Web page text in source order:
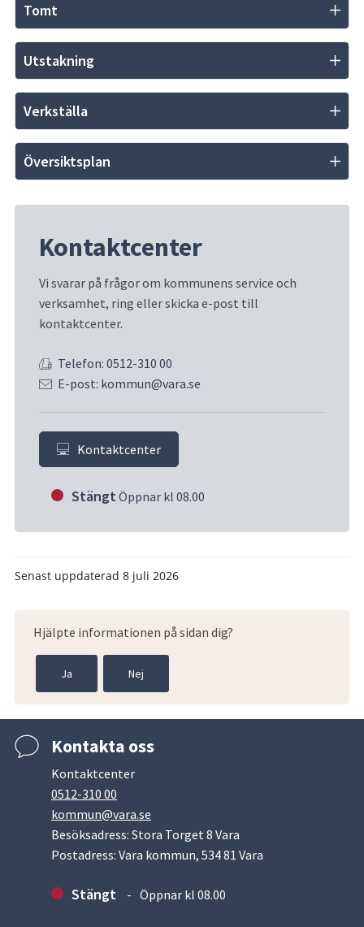
Tomt
Utstakning
Verkställa
Översiktsplan
Kontaktcenter
Vi svarar på frågor om kommunens service och
verksamhet, ring eller skicka e-post till
kontaktcenter.
Telefon: 0512-310 00
E-post: kommun@vara.se
Kontaktcenter
Stängt Öppnar kl 08.00
Senast uppdaterad 8 juli 2026
Hjälpte informationen på sidan dig?
Ja Nej
Kontakta oss
Kontaktcenter
0512-310 00
kommun@vara.se
Besöksadress: Stora Torget 8 Vara
Postadress: Vara kommun, 534 81 Vara
Stängt Öppnar kl 08.00